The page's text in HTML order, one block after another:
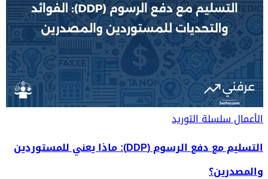
الأعمالسلسلة التوريد
التسليم مع دفع الرسوم (DDP): ماذا يعني للمستوردين
والمصدرين؟